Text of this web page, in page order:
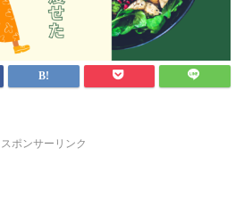
スポンサーリンク